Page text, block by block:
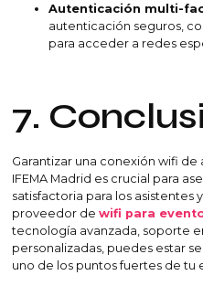
Autenticación multi-
autenticación seguros,
para acceder a redes
7.
Garantizar una conexión wifi
IFEMA Madrid es crucial para
satisfactoria para los asistentes
proveedor de wifi para
tecnología avanzada, soporte
personalizadas, puedes estar
uno de los puntos fuertes de tu